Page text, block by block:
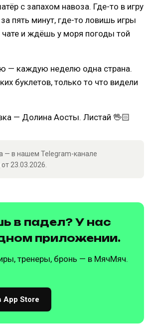
с запахом навоза. Где-то в игру
пять минут, где-то ловишь игры
чате и ждёшь у моря погоды той
— каждую неделю одна страна.
буклетов, только то что видели
— Долина Аосты. Листай 🖖🏻
— в нашем Telegram-канале
от 23.03.2026.
в падел? У нас
приложении.
тренеры, бронь — в МячМяч.
App Store